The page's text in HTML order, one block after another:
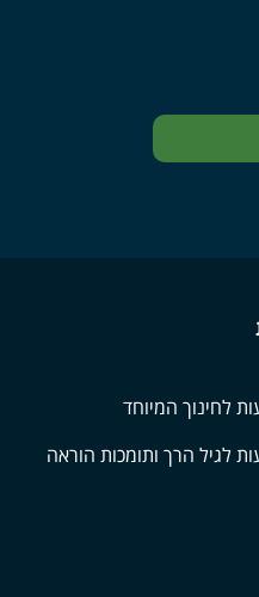
לחינוך המיוחד
לגיל הרך ותומכות הוראה